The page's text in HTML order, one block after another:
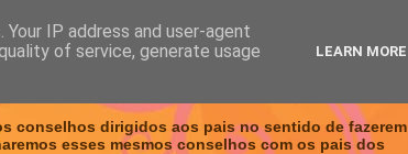
conselhos dirigidos aos pais no sentido de fazerem
esses mesmos conselhos com os pais dos
IP address and user-agent
of service, generate usage
LEARN MORE